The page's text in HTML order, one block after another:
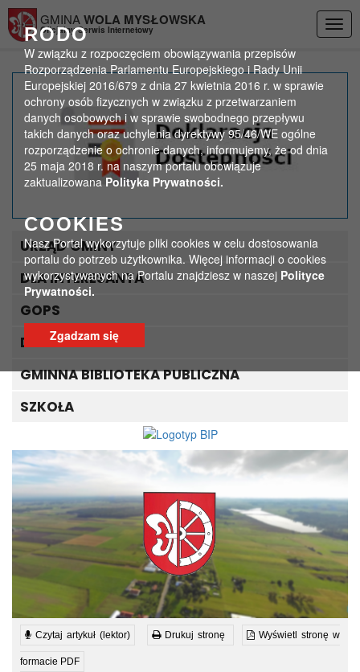
RODO
W związku z rozpoczęciem obowiązywania przepisów
Rozporządzenia Parlamentu Europejskiego i Rady Unii
Europejskiej 2016/679 z dnia 27 kwietnia 2016 r. w sprawie
ochrony osób fizycznych w związku z przetwarzaniem
danych osobowych i w sprawie swobodnego przepływu
takich danych oraz uchylenia dyrektywy 95/46/WE ogólne
rozporządzenie o ochronie danych, informujemy, że od dnia
25 maja 2018 r. na naszym portalu obowiązuje
zaktualizowanaPolityka Prywatności.
COOKIES
Nasz Portal wykorzytuje pliki cookies w celu dostosowania
portalu do potrzeb użytkownika. Więcej informacji o cookies
wykorzystywanych na Portalu znajdziesz w naszej Polityce
Prywatności.
Zgadzam się
GMINA WOLA MYSŁOWSKA
Oficjalny Serwis Internetowy
Najpiękniejszy Ogród w
Gminie Wola Mysłowska
– Konkurs
URZĄD GMINY
DLA INTERESANTA
GOPS
DLA TURYSTY
GMINNA BIBLIOTEKA PUBLICZNA
SZKOŁA
Czytaj artykuł (lektor) Drukuj stronę Wyświetl stronę w
formacie PDF